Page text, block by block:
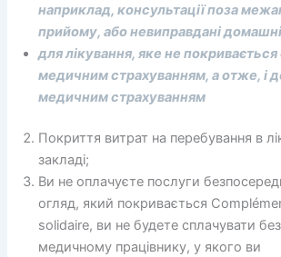
наприклад, консультації поза
прийому, або невиправдані домашні
для лікування, яке не
медичним страхуванням, а отже, і
медичним страхуванням
Покриття витрат на перебування в
закладі;
Ви не оплачуєте послуги
огляд, який покривається
solidaire, ви не будете сплачувати
медичному працівнику, у якого ви